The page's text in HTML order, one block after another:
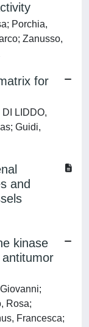
Porchia,
Zanusso,
for
LIDDO,
Guidi,
and
kinase
Rosa;
Francesca;